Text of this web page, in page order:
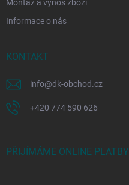
Montáž a výnos zboží
Informace o nás
KONTAKT
info@dk-obchod.cz
+420 774 590 626
PŘIJÍMÁME ONLINE PLATBY